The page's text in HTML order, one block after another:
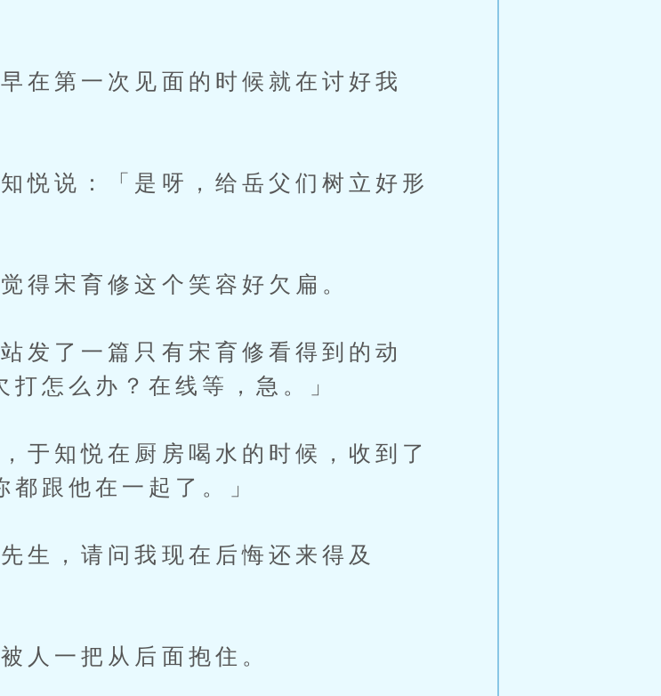
第一次见面的时候就在讨好我
说：「是呀，给岳父们树立好形
宋育修这个笑容好欠扁。
了一篇只有宋育修看得到的动
怎么办？在线等，急。」
知悦在厨房喝水的时候，收到了
跟他在一起了。」
，请问我现在后悔还来得及
一把从后面抱住。